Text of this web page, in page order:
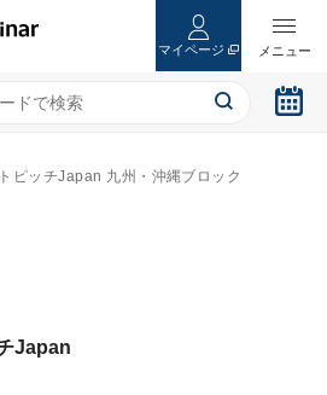
マイページ
ピッチJapan 九州・沖縄ブロック
Japan